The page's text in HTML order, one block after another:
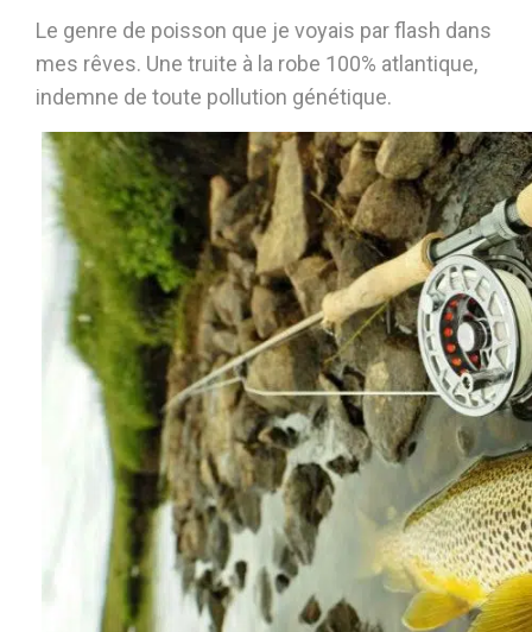
Le genre de poisson que je voyais par flash dans
mes rêves. Une truite à la robe 100% atlantique,
indemne de toute pollution génétique.